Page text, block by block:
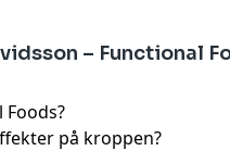
– Functional
Foods?
på kroppen?